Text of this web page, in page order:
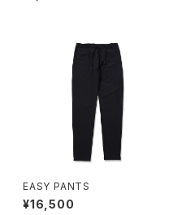
EASY PANTS
¥16,500